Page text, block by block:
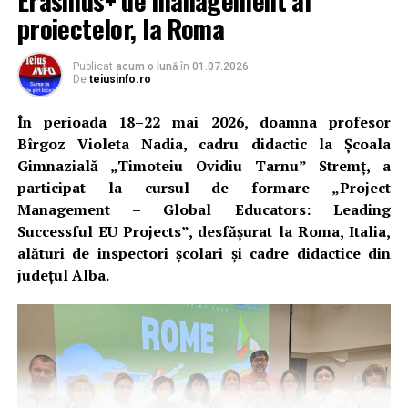
perseverența și seriozitatea de care elevii au dat dovadă
pe parcursul anilor de studiu.
Conducerea unității de învățământ i-a felicitat pe cei doi
absolvenți pentru performanțele obținute și a adresat
mulțumiri profesorilor care i-au pregătit, precum și
părinților care le-au fost alături pe durata pregătirii
pentru examen.
„Două note de 10. Două modele de excelență. Un motiv
de mândrie pentru Liceul Teoretic Teiuș”, au transmis
reprezentanții liceului, care le-au urat absolvenților
succes în continuarea studiilor și în cariera pe care și-o
vor alege.
Adaugă teiusinfo.ro ca sursă
preferată pe Google
proiectelor, la Roma
Publicat acum o lună în 01.07.2026
De teiusinfo.ro
În perioada 18–22 mai 2026, doamna profesor
Bîrgoz Violeta Nadia, cadru didactic la Școala
Gimnazială „Timoteiu Ovidiu Tarnu” Stremț, a
participat la cursul de formare „Project
Management – Global Educators: Leading
Successful EU Projects”, desfășurat la Roma, Italia,
alături de inspectori școlari și cadre didactice din
județul Alba.